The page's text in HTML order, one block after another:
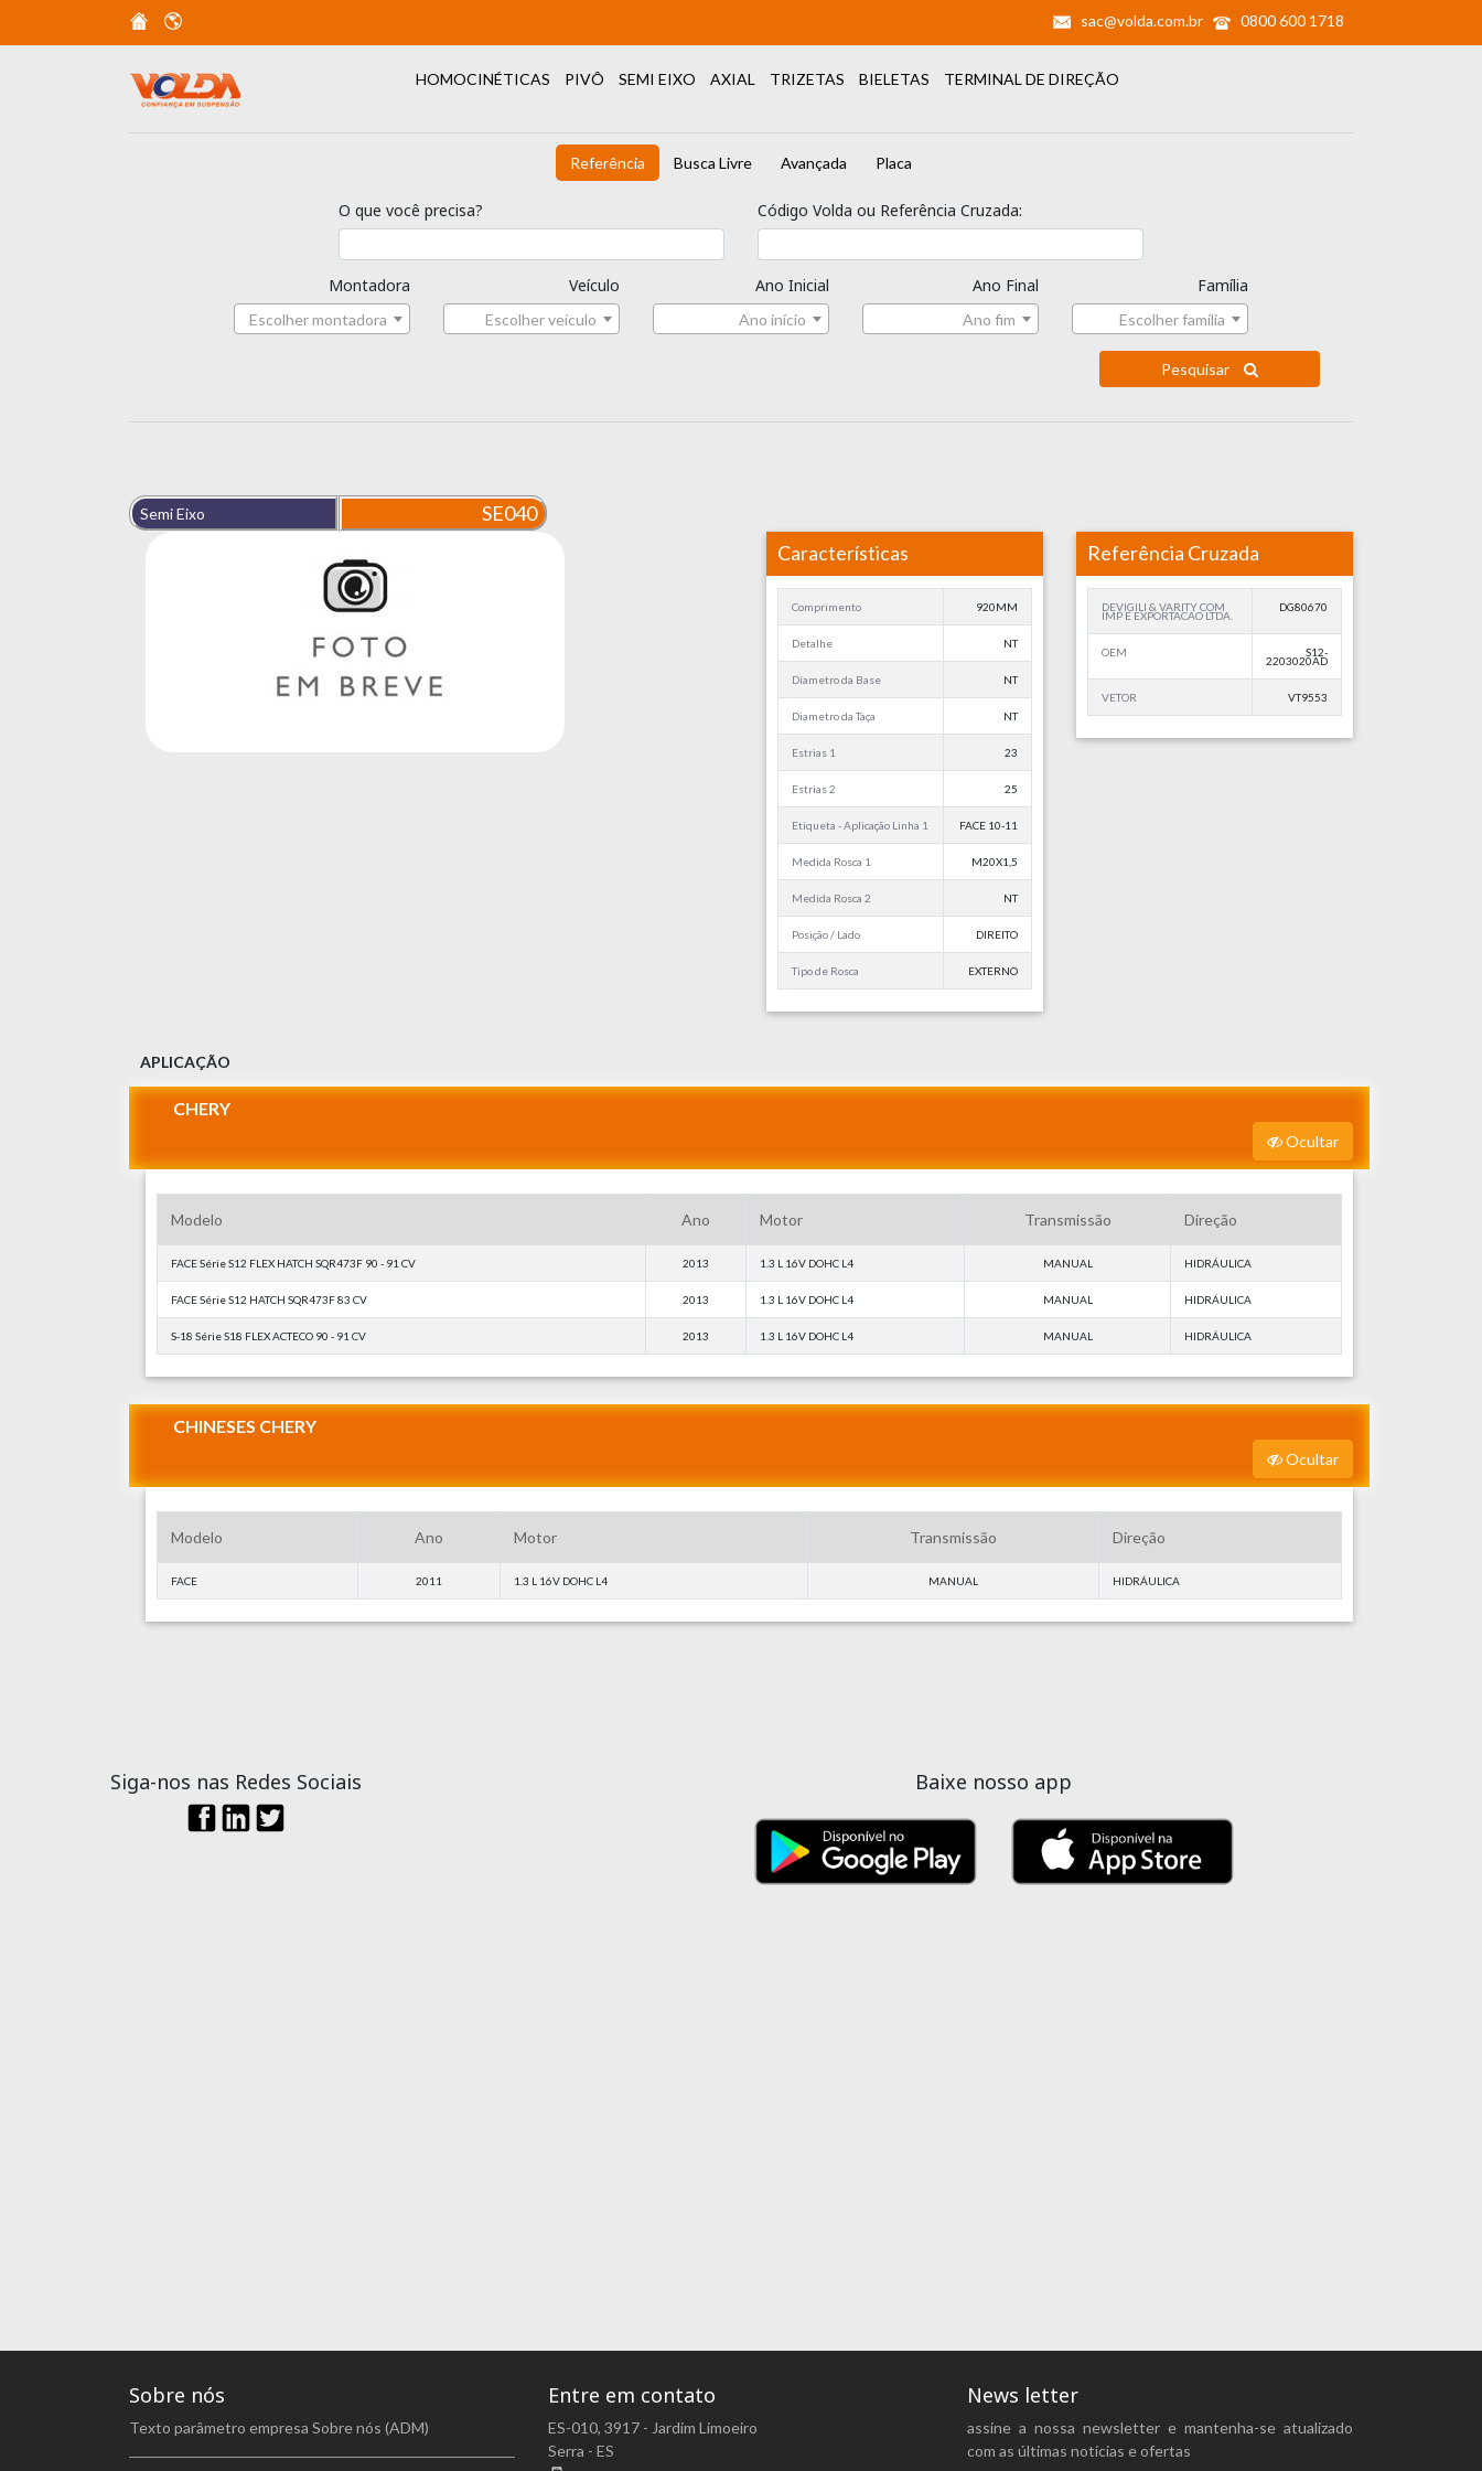
sac@volda.com.br 0800 600 1718
HOMOCINÉTICAS PIVÔ SEMI EIXO AXIAL TRIZETAS BIELETAS TERMINAL DE DIREÇÃO
Referência Busca Livre Avançada Placa
O que você precisa? Código Volda ou Referência Cruzada:
Montadora
Escolher montadora
Veículo
Escolher veículo
Ano Inicial
Ano início
Ano Final
Ano fim
Família
Escolher família
Pesquisar
Semi Eixo
SE040
Características
Comprimento 920MM
Detalhe NT
Diametro da Base NT
Diametro da Taça NT
Estrias 1 23
Estrias 2 25
Etiqueta - Aplicação Linha 1 FACE 10-11
Medida Rosca 1 M20X1,5
Medida Rosca 2 NT
Posição / Lado DIREITO
Tipo de Rosca EXTERNO
Referência Cruzada
DEVIGILI & VARITY COM
IMP E EXPORTACAO LTDA.
DG80670
OEM S12-
2203020AD
VETOR VT9553
APLICAÇÃO
CHERY
Ocultar
Modelo Ano Motor Transmissão Direção
FACE Série S12 FLEX HATCH SQR473F 90 - 91 CV 2013 1.3 L 16V DOHC L4 MANUAL HIDRÁULICA
FACE Série S12 HATCH SQR473F 83 CV 2013 1.3 L 16V DOHC L4 MANUAL HIDRÁULICA
S-18 Série S18 FLEX ACTECO 90 - 91 CV 2013 1.3 L 16V DOHC L4 MANUAL HIDRÁULICA
CHINESES CHERY
Ocultar
Modelo Ano Motor Transmissão Direção
FACE 2011 1.3 L 16V DOHC L4 MANUAL HIDRÁULICA
Siga-nos nas Redes Sociais Baixe nosso app
Sobre nós
Texto parâmetro empresa Sobre nós (ADM)
Entre em contato
ES-010, 3917 - Jardim Limoeiro
Serra - ES
News letter
assine a nossa newsletter e mantenha-se atualizado
com as últimas notícias e ofertas